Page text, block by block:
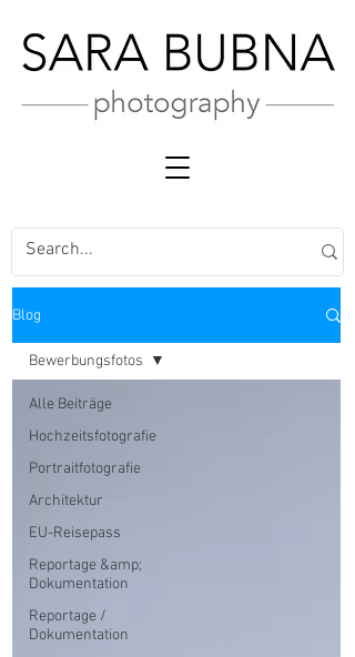
Blog
Alle Beiträge
Hochzeitsfotografie
Portraitfotografie
Architektur
EU-Reisepass
Reportage &amp;
Dokumentation
Reportage /
Dokumentation
Bewerbungsfotos